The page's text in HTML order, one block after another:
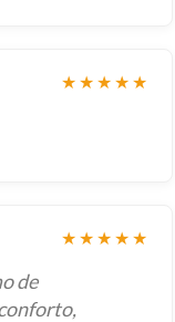
★★★★★
★★★★★
de